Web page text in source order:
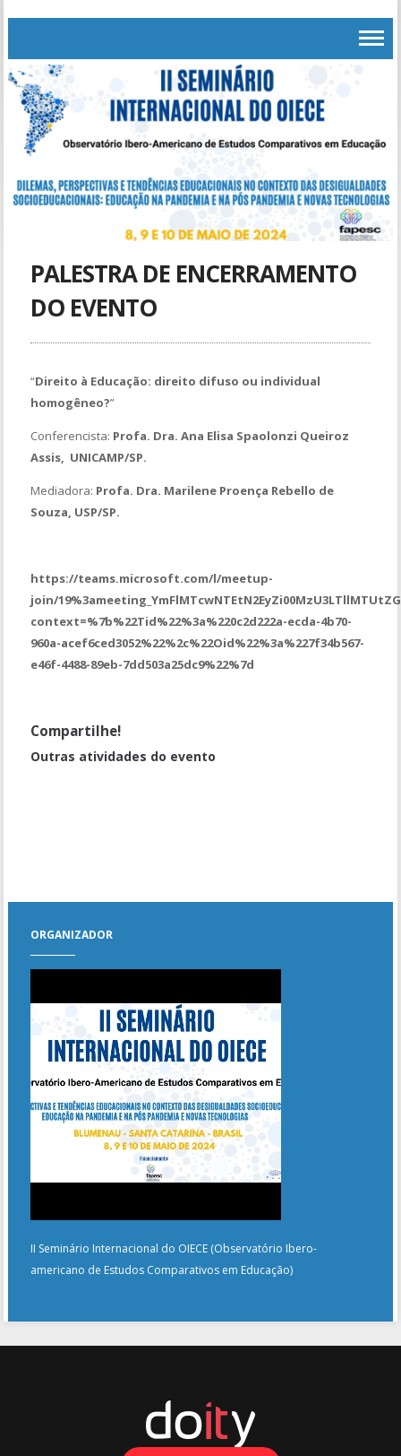
PALESTRA DE ENCERRAMENTO
DO EVENTO
“Direito à Educação: direito difuso ou individual
homogêneo?”
Conferencista: Profa. Dra. Ana Elisa Spaolonzi Queiroz
Assis, UNICAMP/SP.
Mediadora: Profa. Dra. Marilene Proença Rebello de
Souza, USP/SP.
https://teams.microsoft.com/l/meetup-
join/
context=%7b%22Tid%22%3a%220c2d222a-ecda-4b70-
960a-acef6ced3052%22%2c%22Oid%22%3a%227f34b567-
e46f-4488-89eb-7dd503a25dc9%22%7d
Compartilhe!
Outras atividades do evento
ORGANIZADOR
II Seminário Internacional do OIECE (Observatório Ibero-
americano de Estudos Comparativos em Educação)